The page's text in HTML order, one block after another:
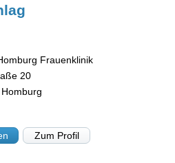
Frauenklinik
20
Zum Profil